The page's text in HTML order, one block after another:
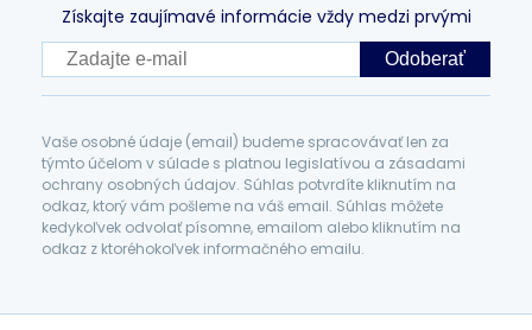
Získajte zaujímavé informácie vždy medzi prvými
Odoberať
Vaše osobné údaje (email) budeme spracovávať len za
týmto účelom v súlade s platnou legislatívou a zásadami
ochrany osobných údajov. Súhlas potvrdíte kliknutím na
odkaz, ktorý vám pošleme na váš email. Súhlas môžete
kedykoľvek odvolať písomne, emailom alebo kliknutím na
odkaz z ktoréhokoľvek informačného emailu.